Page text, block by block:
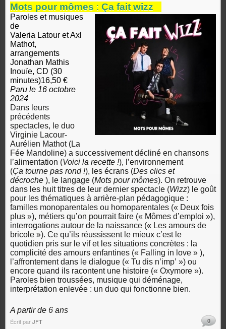
Mots pour mômes : Ça fait wizz
Paroles et musiques
de
Valeria Latour et Axl
Mathot,
arrangements
Jonathan Mathis
Inouïe, CD (30
minutes)16,50 €
Paru le 16 octobre
2024
Dans leurs
précédents
spectacles, le duo
Virginie Lacour-
Aurélien Mathot (La
Fée Mandoline) a successivement décliné en chansons
l’alimentation (Voici la recette !), l’environnement
(Ça tourne pas rond !), les écrans (Des clics et
décroche ), le langage (Mots pour mômes). On retrouve
dans les huit titres de leur dernier spectacle (Wizz) le goût
pour les thématiques à arrière-plan pédagogique :
familles monoparentales ou homoparentales (« Deux fois
plus »), métiers qu’on pourrait faire (« Mômes d’emploi »),
interrogations autour de la naissance (« Les amours de
bricole »). Ce qu’ils réussissent le mieux c’est le
quotidien pris sur le vif et les situations concrètes : la
complicité des amours enfantines (« Falling in love » ),
l’affrontement dans le dialogue (« Tu dis n’imp’ ») ou
encore quand ils racontent une histoire (« Oxymore »).
Paroles bien troussées, musique qui déménage,
interprétation enlevée : un duo qui fonctionne bien.
A partir de 6 ans
Écrit parJFT 0